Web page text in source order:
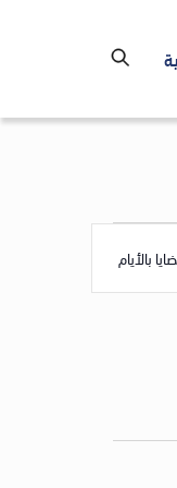
بالأيام